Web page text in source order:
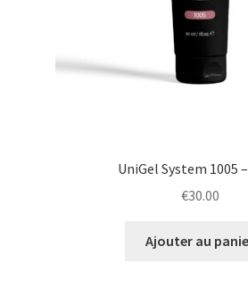
UniGel System 1005
€30.00
Ajouter au